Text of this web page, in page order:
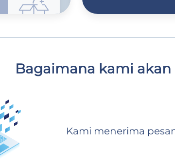
Bagaimana kami
Kami menerima